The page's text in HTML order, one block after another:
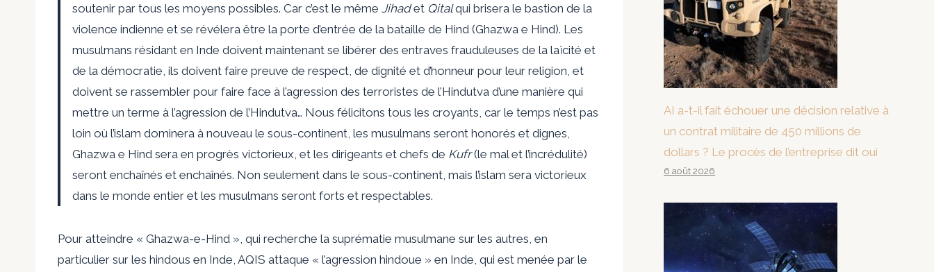
soutenir par tous les moyens possibles. Car c’est le même Jihadet Qitalqui brisera le bastion de la
violence indienne et se révélera être la porte d’entrée de la bataille de Hind (Ghazwa e Hind). Les
musulmans résidant en Inde doivent maintenant se libérer des entraves frauduleuses de la laïcité et
de la démocratie, ils doivent faire preuve de respect, de dignité et d’honneur pour leur religion, et
doivent se rassembler pour faire face à l’agression des terroristes de l’Hindutva d’une manière qui
mettre un terme à l’agression de l’Hindutva… Nous félicitons tous les croyants, car le temps n’est pas
loin où l’islam dominera à nouveau le sous-continent, les musulmans seront honorés et dignes,
Ghazwa e Hind sera en progrès victorieux, et les dirigeants et chefs de Kufr(le mal et l’incrédulité)
seront enchaînés et enchaînés. Non seulement dans le sous-continent, mais l’islam sera victorieux
dans le monde entier et les musulmans seront forts et respectables.
Pour atteindre « Ghazwa-e-Hind », qui recherche la suprématie musulmane sur les autres, en
particulier sur les hindous en Inde, AQIS attaque « l’agression hindoue » en Inde, qui est menée par le
AI a-t-il fait échouer une décision relative à
un contrat militaire de 450 millions de
dollars ? Le procès de l’entreprise dit oui
6 août 2026